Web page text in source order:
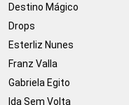
Destino Mágico
Drops
Esterliz Nunes
Franz Valla
Gabriela Egito
Ida Sem Volta